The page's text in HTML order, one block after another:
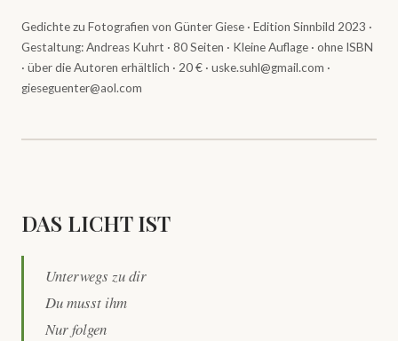
Gedichte zu Fotografien von Günter Giese · Edition Sinnbild 2023 ·
Gestaltung: Andreas Kuhrt · 80 Seiten · Kleine Auflage · ohne ISBN
· über die Autoren erhältlich · 20 € · uske.suhl@gmail.com ·
gieseguenter@aol.com
DAS LICHT IST
Unterwegs zu dir
Du musst ihm
Nur folgen